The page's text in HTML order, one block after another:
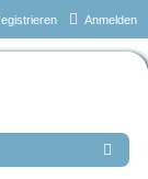
Anmelden